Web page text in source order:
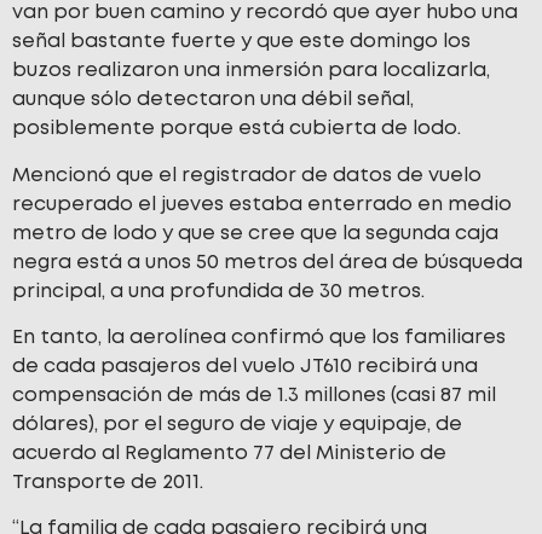
van por buen camino y recordó que ayer hubo una
señal bastante fuerte y que este domingo los
buzos realizaron una inmersión para localizarla,
aunque sólo detectaron una débil señal,
posiblemente porque está cubierta de lodo.
Mencionó que el registrador de datos de vuelo
recuperado el jueves estaba enterrado en medio
metro de lodo y que se cree que la segunda caja
negra está a unos 50 metros del área de búsqueda
principal, a una profundida de 30 metros.
En tanto, la aerolínea confirmó que los familiares
de cada pasajeros del vuelo JT610 recibirá una
compensación de más de 1.3 millones (casi 87 mil
dólares), por el seguro de viaje y equipaje, de
acuerdo al Reglamento 77 del Ministerio de
Transporte de 2011.
“La familia de cada pasajero recibirá una